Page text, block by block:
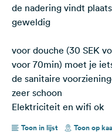
de nadering vindt
geweldig
voor douche (30 SEK
voor 70min) moet je
de sanitaire
zeer schoon
Elektriciteit en wifi ok
Toon in lijst Toon op